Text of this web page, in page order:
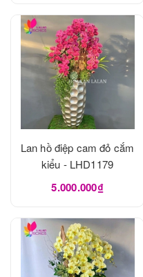
Lan hồ điệp cam đỏ cắm
kiểu - LHD1179
5.000.000₫